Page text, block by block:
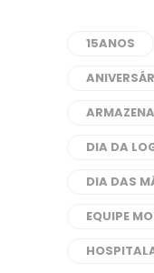
15ANOS
DIA DA
DIA DAS
EQUIPE